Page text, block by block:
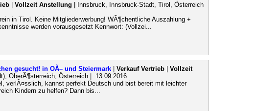
Vollzeit Anstellung | Innsbruck, Innsbruck-Stadt, Tirol, Österreich
in Tirol. Keine Mitgliederwerbung! WÃ¶chentliche Auszahlung +
werden vorausgesetzt Kennwort: (Vollzei...
gesucht! in OÃ– und Steiermark Verkauf Vertrieb
Vollzeit
OberÃ¶sterreich, Österreich | 13.09.2016
verlÃ¤sslich, kannst perfekt Deutsch und bist bereit mit leichter
Kindern zu helfen? Dann bis...